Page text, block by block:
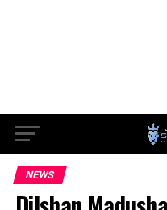
NEWS